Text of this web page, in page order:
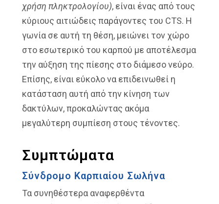
χρήση πληκτρολογίου), είναι ένας από τους
κύριους αιτιώδεις παράγοντες του CTS. Η
γωνία σε αυτή τη θέση, μειώνει τον χώρο
στο εσωτερικό του καρπού με αποτέλεσμα
την αύξηση της πίεσης στο διάμεσο νεύρο.
Επίσης, είναι εύκολο να επιδεινωθεί η
κατάσταση αυτή από την κίνηση των
δακτύλων, προκαλώντας ακόμα
μεγαλύτερη συμπίεση στους τένοντες.
Συμπτώματα
Σύνδρομο Καρπιαίου Σωλήνα
Τα συνηθέστερα αναφερθέντα